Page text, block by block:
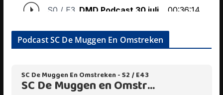
Podcast SC De Muggen En Omstreken